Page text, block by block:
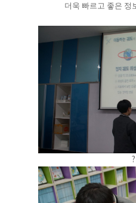
더욱 빠르고 좋은 정
?